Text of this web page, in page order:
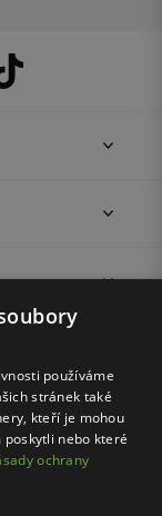
používáme
stránek také
kteří je mohou
nebo které
ochrany